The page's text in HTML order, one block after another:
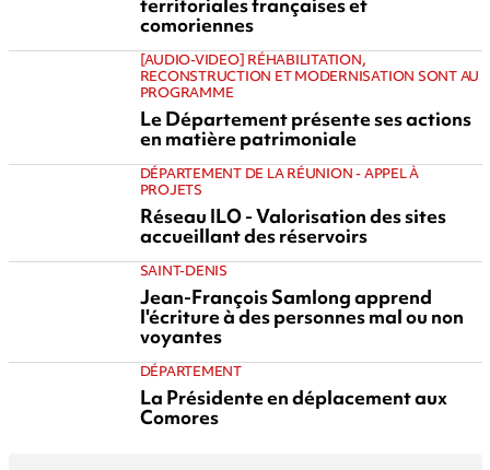
comoriennes
[AUDIO-VIDEO] RÉHABILITATION,
RECONSTRUCTION ET MODERNISATION SONT AU
PROGRAMME
Le Département présente ses actions
en matière patrimoniale
DÉPARTEMENT DE LA RÉUNION - APPEL À
PROJETS
Réseau ILO - Valorisation des sites
accueillant des réservoirs
SAINT-DENIS
Jean-François Samlong apprend
l'écriture à des personnes mal ou non
voyantes
DÉPARTEMENT
La Présidente en déplacement aux
Comores